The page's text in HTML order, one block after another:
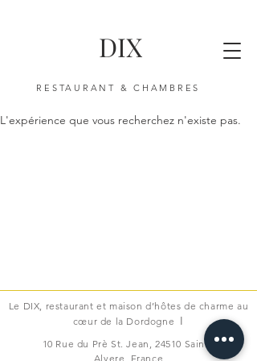
DIX
RESTAURANT & CHAMBRES
L'expérience que vous recherchez n'existe pas.
Le DIX, restaurant et maison d’hôtes de charme au
cœur de la Dordogne I
10 Rue du Prè St. Jean, 24510 Sainte
Alvere, France